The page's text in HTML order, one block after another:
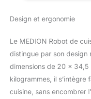
Design et ergonomie
Le MEDION Robot de
distingue par son design
dimensions de 20 x
kilogrammes, il s’intègre
cuisine, sans encombrer